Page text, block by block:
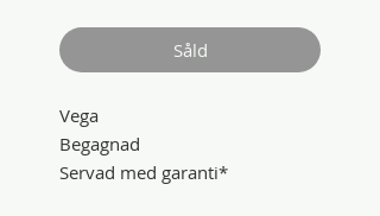
Såld
Vega
Begagnad
Servad med garanti*